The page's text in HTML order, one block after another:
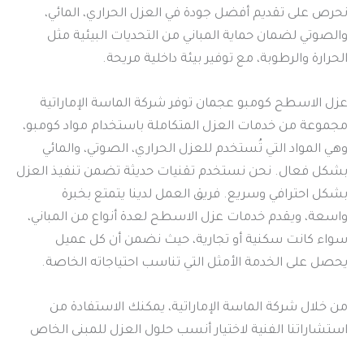
نحرص على تقديم أفضل جودة في العزل الحراري، المائي،
والصوتي لضمان حماية المباني من التحديات البيئية مثل
الحرارة والرطوبة، مع توفير بيئة داخلية مريحة.
عزل الاسطح كومبو عجمان توفر شركة الماسة الإماراتية
مجموعة من خدمات العزل المتكاملة باستخدام مواد كومبو،
وهي المواد التي تُستخدم للعزل الحراري، الصوتي، والمائي
بشكل فعال. نحن نستخدم تقنيات حديثة تضمن تنفيذ العزل
بشكل احترافي وسريع. فريق العمل لدينا يتمتع بخبرة
واسعة، ويقدم خدمات عزل الاسطح لعدة أنواع من المباني،
سواء كانت سكنية أو تجارية، حيث نضمن أن كل عميل
يحصل على الخدمة الأمثل التي تناسب احتياجاته الخاصة.
من خلال شركة الماسة الإماراتية، يمكنك الاستفادة من
استشاراتنا الفنية لاختيار أنسب حلول العزل للمبنى الخاص